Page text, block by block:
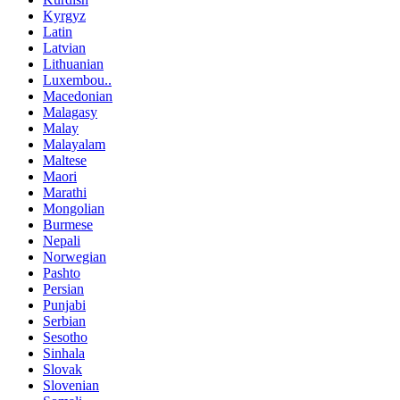
Kyrgyz
Latin
Latvian
Lithuanian
Luxembou..
Macedonian
Malagasy
Malay
Malayalam
Maltese
Maori
Marathi
Mongolian
Burmese
Nepali
Norwegian
Pashto
Persian
Punjabi
Serbian
Sesotho
Sinhala
Slovak
Slovenian